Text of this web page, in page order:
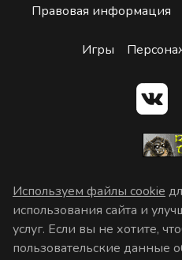
Правовая информация
Игры
Используем файлы cookie
использования сайта и
услуг. Если вы не хотите,
пользовательские данные